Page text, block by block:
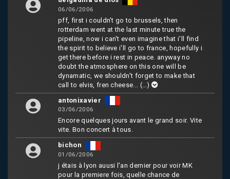
06/06/2006
pff, first i couldn't go to brussels, then
rotterdam went at the last minute true the
pipeline, now i can't even imagine that i'll find
the spirit to believe i'll go to france, hopefully i
get there before i rest in peace. anyway no
doubt the atmosphere on this one will be
dynamatic, we shouldn't forget to make that
call to elvis, fren cheese...
(…)
antonixavier
03/06/2006
Encore quelques jours avant le grand soir. Vite
vite. Bon concert à tous.
bichon
01/06/2006
j étais à lyon auusi l'an dernier pour voir MK
pour la premiere fois, quelle chance de